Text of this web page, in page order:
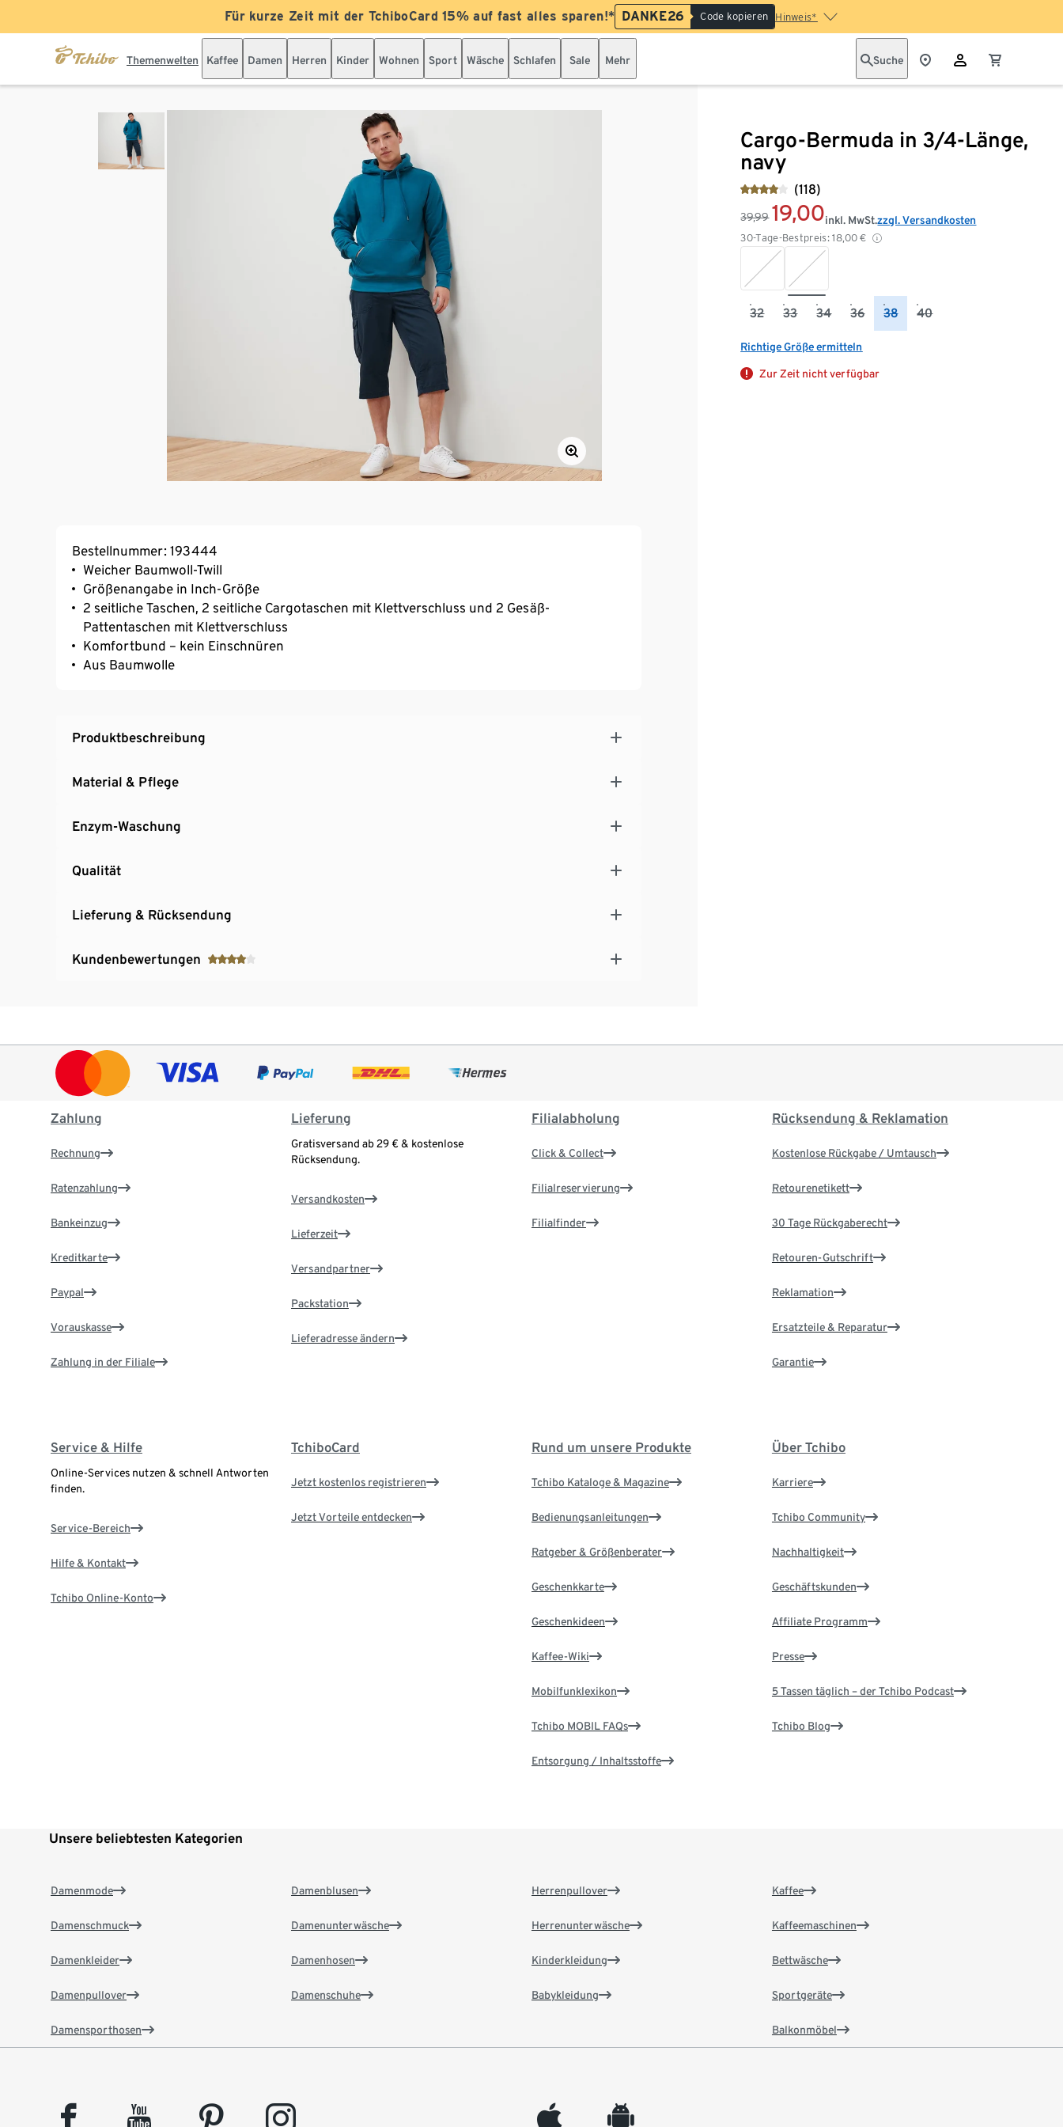
Für kurze Zeit mit der TchiboCard 15% auf fast alles sparen!* DANKE26 Code kopieren Hinweis*
Themenwelten Kaffee Damen Herren Kinder Wohnen Sport Wäsche Schlafen Sale Mehr Suche
Cargo-Bermuda in 3/4-Länge,
navy
(118)
39,99 19,00
30-Tage-Bestpreis: 18,00 €
inkl. MwSt.zzgl. Versandkosten
32 33 34 36 38 40
Richtige Größe ermitteln
Zur Zeit nicht verfügbar
Bestellnummer: 193444
Weicher Baumwoll-Twill
Größenangabe in Inch-Größe
2 seitliche Taschen, 2 seitliche Cargotaschen mit Klettverschluss und 2 Gesäß-
Pattentaschen mit Klettverschluss
Komfortbund – kein Einschnüren
Aus Baumwolle
Produktbeschreibung
Material & Pflege
Enzym-Waschung
Qualität
Lieferung & Rücksendung
Kundenbewertungen
Zahlung
Rechnung
Ratenzahlung
Bankeinzug
Kreditkarte
Paypal
Vorauskasse
Zahlung in der Filiale
Lieferung
Gratisversand ab 29 € & kostenlose
Rücksendung.
Versandkosten
Lieferzeit
Versandpartner
Packstation
Lieferadresse ändern
Filialabholung
Click & Collect
Filialreservierung
Filialfinder
Rücksendung & Reklamation
Kostenlose Rückgabe / Umtausch
Retourenetikett
30 Tage Rückgaberecht
Retouren-Gutschrift
Reklamation
Ersatzteile & Reparatur
Garantie
Service & Hilfe
Online-Services nutzen & schnell Antworten
finden.
Service-Bereich
Hilfe & Kontakt
Tchibo Online-Konto
TchiboCard
Jetzt kostenlos registrieren
Jetzt Vorteile entdecken
Rund um unsere Produkte
Tchibo Kataloge & Magazine
Bedienungsanleitungen
Ratgeber & Größenberater
Geschenkkarte
Geschenkideen
Kaffee-Wiki
Mobilfunklexikon
Tchibo MOBIL FAQs
Entsorgung / Inhaltsstoffe
Über Tchibo
Karriere
Tchibo Community
Nachhaltigkeit
Geschäftskunden
Affiliate Programm
Presse
5 Tassen täglich – der Tchibo Podcast
Tchibo Blog
Unsere beliebtesten Kategorien
Damenmode
Damenschmuck
Damenkleider
Damenpullover
Damensporthosen
Damenblusen
Damenunterwäsche
Damenhosen
Damenschuhe
Herrenpullover
Herrenunterwäsche
Kinderkleidung
Babykleidung
Kaffee
Kaffeemaschinen
Bettwäsche
Sportgeräte
Balkonmöbel
facebook youtube pinterest instagram appleinc android